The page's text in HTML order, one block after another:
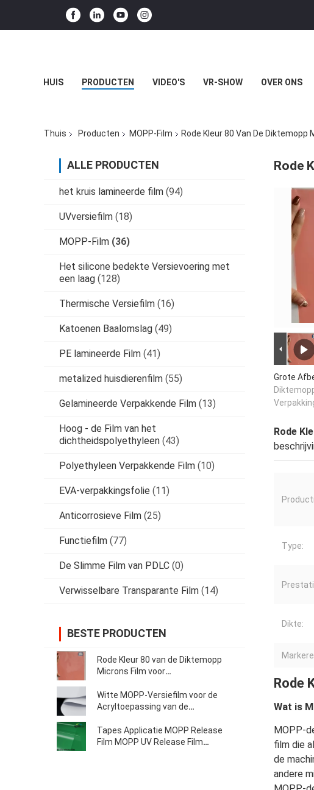
HUIS PRODUCTEN VIDEO'S VR-SHOW OVER ONS
Thuis Producten MOPP-Film Rode Kleur 80 Van De
ALLE PRODUCTEN
het kruis lamineerde film (94)
UVversiefilm (18)
MOPP-Film (36)
Het silicone bedekte Versievoering met
een laag (128)
Thermische Versiefilm (16)
Katoenen Baalomslag (49)
PE lamineerde Film (41)
metalized huisdierenfilm (55)
Gelamineerde Verpakkende Film (13)
Hoog - de Film van het
dichtheidspolyethyleen (43)
Polyethyleen Verpakkende Film (10)
EVA-verpakkingsfolie (11)
Anticorrosieve Film (25)
Functiefilm (77)
De Slimme Film van PDLC (0)
Verwisselbare Transparante Film (14)
BESTE PRODUCTEN
Rode Kleur 80 van de Diktemopp
Microns Film voor
Witte MOPP-Versiefilm voor de
Acryltoepassing van de
Tapes Applicatie MOPP Release
Film MOPP UV Release Film
Rode
Grote
Rode
Type:
Dikte:
Rode
Wat is
MOPP-
film die
de
andere